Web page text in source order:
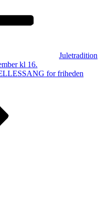
Juletradition
kl 16.
for friheden